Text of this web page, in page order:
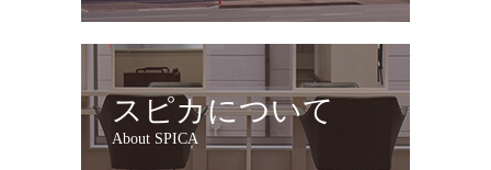
スピカについて
About SPICA